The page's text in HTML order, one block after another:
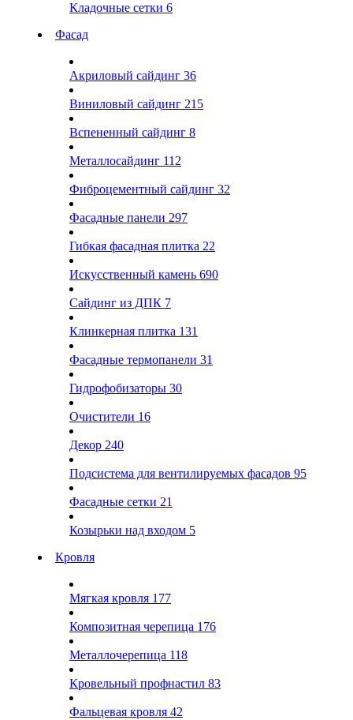
Кладочные сетки 6
Фасад
Акриловый сайдинг 36
Виниловый сайдинг 215
Вспененный сайдинг 8
Металлосайдинг 112
Фиброцементный сайдинг 32
Фасадные панели 297
Гибкая фасадная плитка 22
Искусственный камень 690
Сайдинг из ДПК 7
Клинкерная плитка 131
Фасадные термопанели 31
Гидрофобизаторы 30
Очистители 16
Декор 240
Подсистема для вентилируемых фасадов 95
Фасадные сетки 21
Козырьки над входом 5
Кровля
Мягкая кровля 177
Композитная черепица 176
Металлочерепица 118
Кровельный профнастил 83
Фальцевая кровля 42